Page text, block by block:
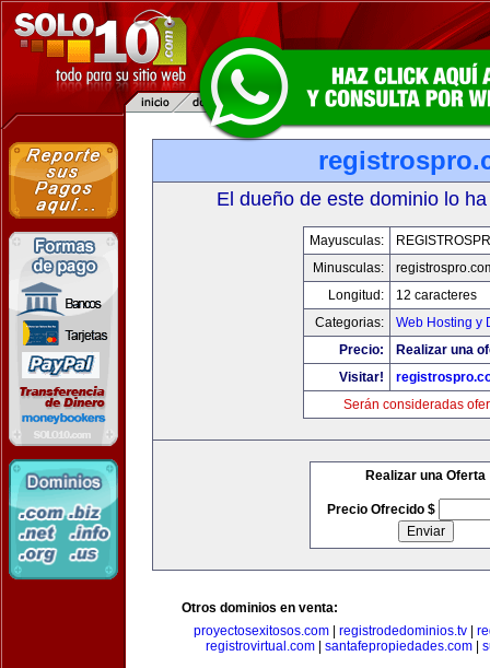
El dueño de este dominio lo
Mayusculas:
Minusculas:
Longitud:
12 caracteres
Categorias:
Web Hosting y
Precio:
Realizar una
Visitar!
Serán consideradas
Realizar una Oferta
Precio Ofrecido $
Otros dominios en venta:
proyectosexitosos.com
registrodedominios.tv
registrovirtual.com
santafepropiedades.com